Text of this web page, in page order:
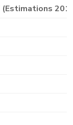
(Estimations